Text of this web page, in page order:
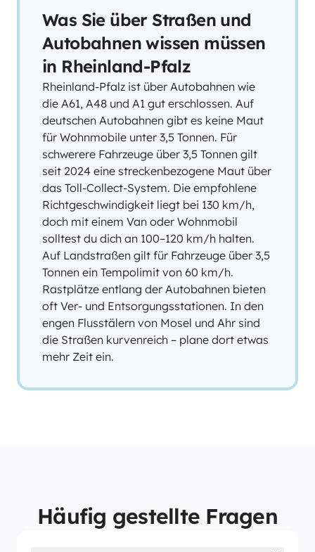
Was Sie über Straßen und
Autobahnen wissen müssen
in Rheinland-Pfalz
Rheinland-Pfalz ist über Autobahnen wie
die A61, A48 und A1 gut erschlossen. Auf
deutschen Autobahnen gibt es keine Maut
für Wohnmobile unter 3,5 Tonnen. Für
schwerere Fahrzeuge über 3,5 Tonnen gilt
seit 2024 eine streckenbezogene Maut über
das Toll-Collect-System. Die empfohlene
Richtgeschwindigkeit liegt bei 130 km/h,
doch mit einem Van oder Wohnmobil
solltest du dich an 100–120 km/h halten.
Auf Landstraßen gilt für Fahrzeuge über 3,5
Tonnen ein Tempolimit von 60 km/h.
Rastplätze entlang der Autobahnen bieten
oft Ver- und Entsorgungsstationen. In den
engen Flusstälern von Mosel und Ahr sind
die Straßen kurvenreich – plane dort etwas
mehr Zeit ein.
Häufig gestellte Fragen